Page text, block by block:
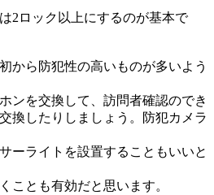
2ロック以上にするのが基本で
から防犯性の高いものが多いよう
ンを交換して、訪問者確認のでき
換したりしましょう。防犯カメラ
ーライトを設置することもいいと
ことも有効だと思います。